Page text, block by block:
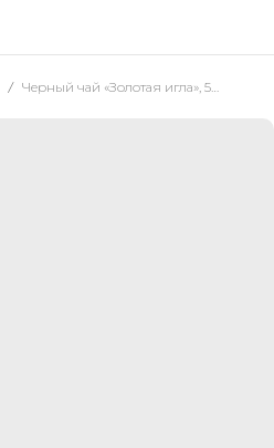
Черный чай «Золотая игла», 500 г